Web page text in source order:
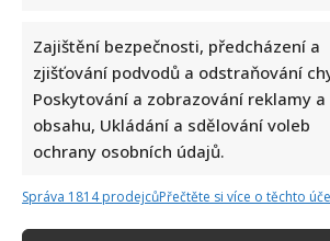
Zajištění bezpečnosti, předcházení a
zjišťování podvodů a odstraňování
Poskytování a zobrazování reklamy a
obsahu, Ukládání a sdělování voleb
ochrany osobních údajů.
Správa 1814 prodejcůPřečtěte si více o těchto